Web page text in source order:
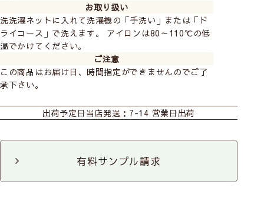
お取り扱い
洗洗濯ネットに入れて洗濯機の「手洗い」または「ド
ライコース」で洗えます。 アイロンは80～110℃の低
温でかけてください。
ご注意
この商品はお届け日、時間指定ができませんのでご了
承下さい。
前
次
出荷予定日 当店発送：7-14 営業日出荷
有料サンプル請求